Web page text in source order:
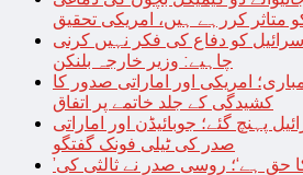
متاثر کررہے ہیں، امریکی تحقیق
کو دفاع کی فکر نہیں کرنی
چاہیے: وزیر خارجہ بلنکن
امریکی اور اماراتی صدور کا
کشیدگی کے جلد خاتمے پر اتفاق
پہنچ گئے؛ جوبائیڈن اور اماراتی
صدر کی ٹیلی فونک گفتگو
’آزاد ریاست فلسطینیوں کا حق ہے‘؛ روسی صدر نے ثالثی کی